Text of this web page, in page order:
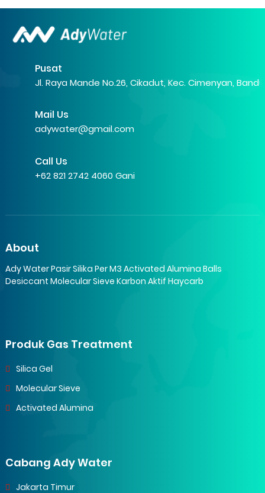
Pusat
Jl. Raya Mande No.26, Cikadut, Kec. Cimenyan,
Mail Us
adywater@gmail.com
Call Us
+62 821 2742 4060 Gani
About
Ady Water Pasir Silika Per M3 Activated Alumina Balls
Desiccant Molecular Sieve Karbon Aktif Haycarb
Produk Gas Treatment
Silica Gel
Molecular Sieve
Activated Alumina
Cabang Ady Water
Jakarta Timur